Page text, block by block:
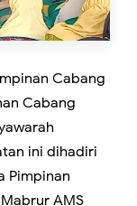
Cabang
Cabang
ini dihadiri
Pimpinan
AMS